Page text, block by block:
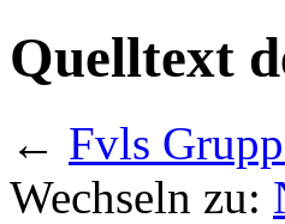
Quelltext
← Fvls
Wechseln zu: